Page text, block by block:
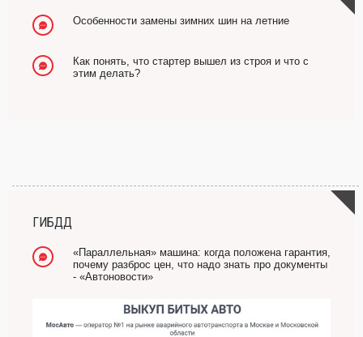
Особенности замены зимних шин на летние
Как понять, что стартер вышел из строя и что с
этим делать?
ГИБДД
«Параллельная» машина: когда положена гарантия,
почему разброс цен, что надо знать про документы
- «Автоновости»